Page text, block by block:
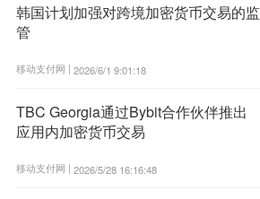
韩国计划加强对跨境加密货币交易的监
管
移动支付网 | 2026/6/1 9:01:18
TBC Georgia通过Bybit合作伙伴推出
应用内加密货币交易
移动支付网 | 2026/5/28 16:16:48